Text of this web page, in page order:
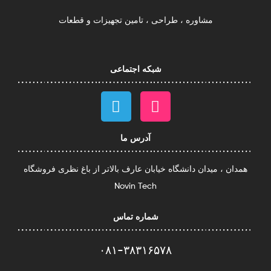
مشاوره ، طراحی ، تامین تجهیزات و قطعات
شبکه اجتماعی
آدرس ما
همدان ، میدان دانشگاه خیابان عارف بالاتر از باغ نظری فروشگاه
Novin Tech
شماره تماس
۰۸۱-۳۸۳۱۶۵۷۸